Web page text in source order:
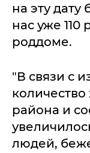
на эту дату
нас уже 110
роддоме.
"В связи с
района и
людей,